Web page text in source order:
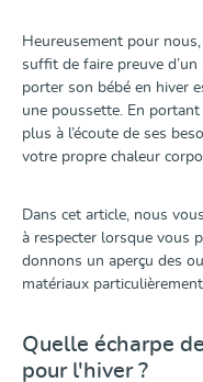
Heureusement pour
suffit de faire preuve
porter son bébé en hiver
une poussette. En
plus à l’écoute de ses
votre propre chaleur
Dans cet article, nous
à respecter lorsque vous
donnons un aperçu des
matériaux
Quelle écharpe
pour l'hiver ?